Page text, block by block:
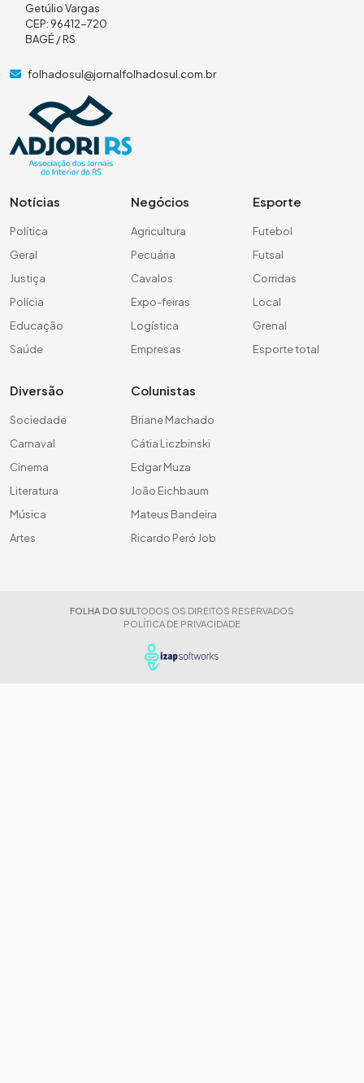
Getúlio Vargas
CEP: 96412-720
BAGÉ / RS
folhadosul@jornalfolhadosul.com.br
Notícias
Política
Geral
Justiça
Polícia
Educação
Saúde
Negócios
Agricultura
Pecuária
Cavalos
Expo-feiras
Logística
Empresas
Esporte
Futebol
Futsal
Corridas
Local
Grenal
Esporte total
Diversão
Sociedade
Carnaval
Cinema
Literatura
Música
Artes
Colunistas
Briane Machado
Cátia Liczbinski
Edgar Muza
João Eichbaum
Mateus Bandeira
Ricardo Peró Job
FOLHA DO SUL TODOS OS DIREITOS RESERVADOS
POLÍTICA DE PRIVACIDADE